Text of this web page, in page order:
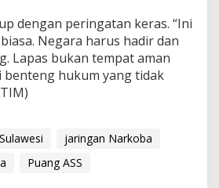
dengan peringatan keras. “Ini
Negara harus hadir dan
Lapas bukan tempat aman
benteng hukum yang tidak
jaringan Narkoba
Puang ASS